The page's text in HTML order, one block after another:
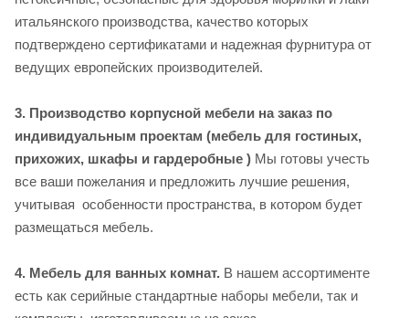
итальянского производства, качество которых
подтверждено сертификатами и надежная фурнитура от
ведущих европейских производителей.
3. Производство корпусной мебели на заказ по
индивидуальным проектам (мебель для гостиных,
прихожих, шкафы и гардеробные ) Мы готовы учесть
все ваши пожелания и предложить лучшие решения,
учитывая особенности пространства, в котором будет
размещаться мебель.
4. Мебель для ванных комнат. В нашем ассортименте
есть как серийные стандартные наборы мебели, так и